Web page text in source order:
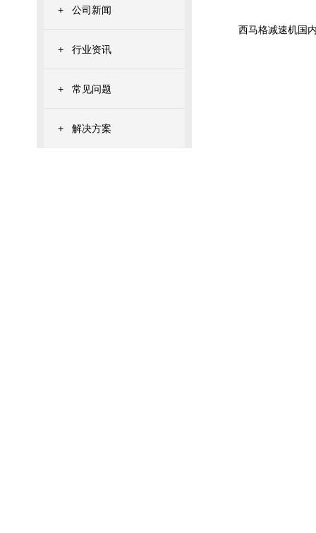
+ 公司新闻
+ 行业资讯
+ 常见问题
+ 解决方案
西马格减速机国